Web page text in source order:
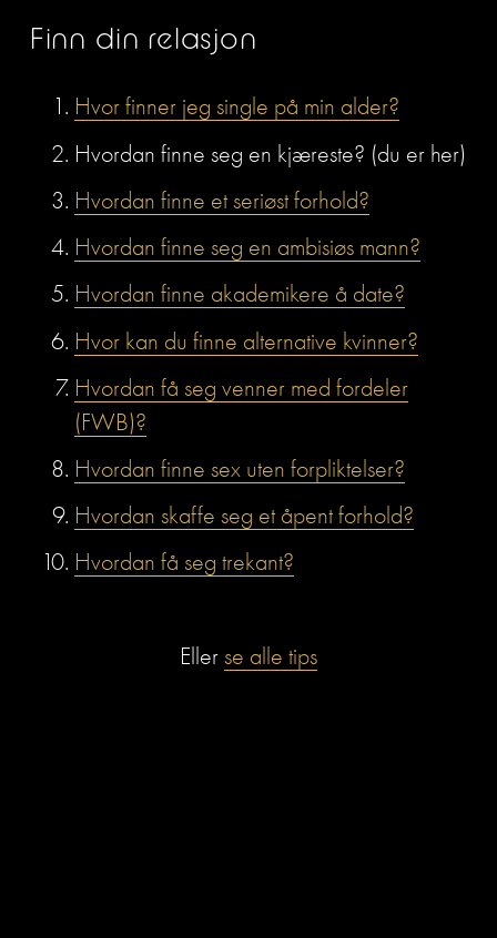
Finn din relasjon
Hvor finner jeg single på min alder?
Hvordan finne seg en kjæreste? (du er her)
Hvordan finne et seriøst forhold?
Hvordan finne seg en ambisiøs mann?
Hvordan finne akademikere å date?
Hvor kan du finne alternative kvinner?
Hvordan få seg venner med fordeler
(FWB)?
Hvordan finne sex uten forpliktelser?
Hvordan skaffe seg et åpent forhold?
Hvordan få seg trekant?
Eller se alle tips